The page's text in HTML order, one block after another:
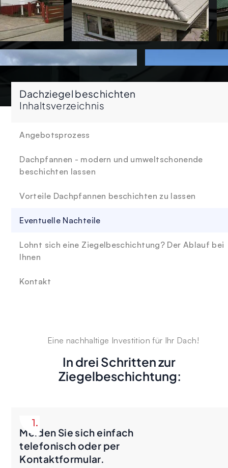
Dachziegel beschichten
Inhaltsverzeichnis
Angebotsprozess
Dachpfannen - modern und umweltschonende
beschichten lassen
Vorteile Dachpfannen beschichten zu lassen
Eventuelle Nachteile
Lohnt sich eine Ziegelbeschichtung? Der Ablauf bei
Ihnen
Kontakt
Eine nachhaltige Investition für Ihr Dach!
In drei Schritten zur
Ziegelbeschichtung:
Melden Sie sich einfach
telefonisch oder per
Kontaktformular.
1.